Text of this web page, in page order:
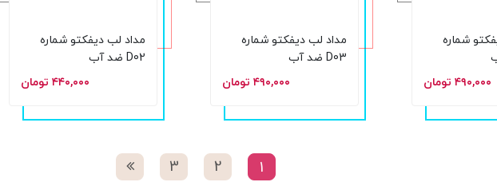
شماره
۴۹۰,۰۰۰ تومان
مداد لب دیفکتو شماره
D03 ضد آب
۴۹۰,۰۰۰ تومان
مداد لب دیفکتو شماره
D02 ضد آب
۴۴۰,۰۰۰ تومان
1
2
3